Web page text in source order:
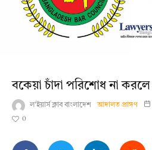
বকেয়া চাঁদা পরিশোধ না করলে
ল'ইয়ার্স ক্লাব বাংলাদেশ আদালত প্রাঙ্গণ
0